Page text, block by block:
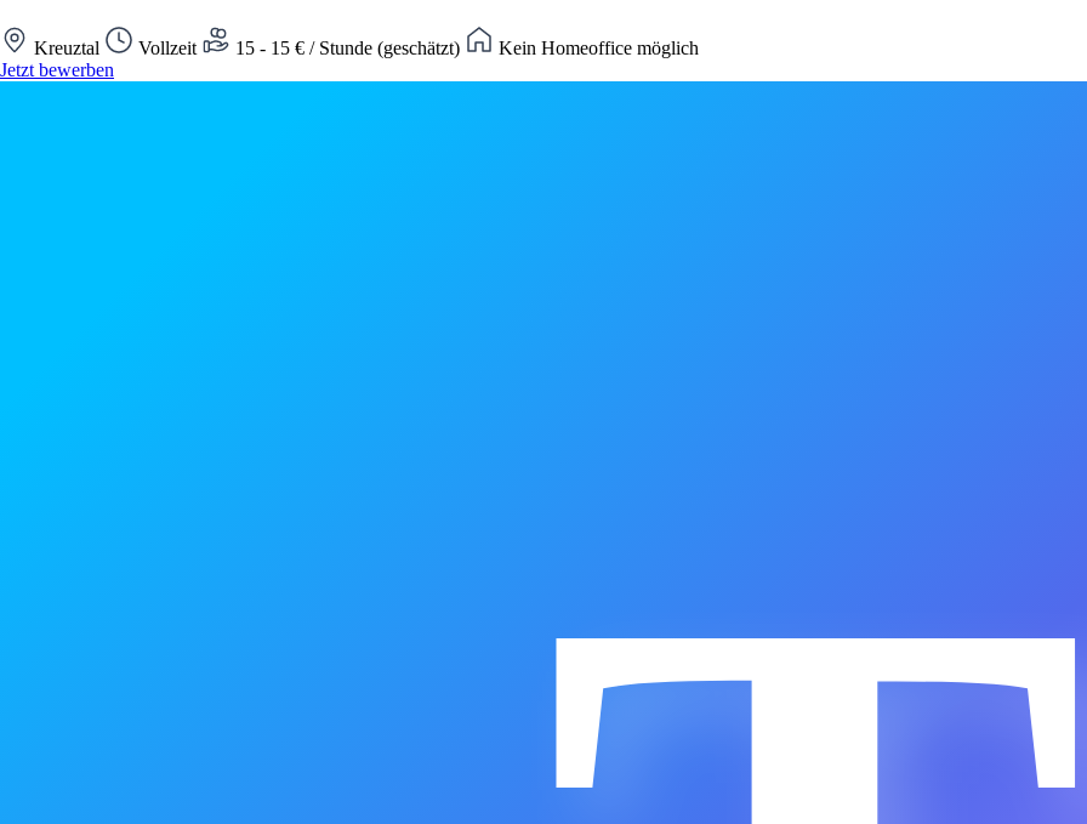
Kreuztal Vollzeit 15 - 15 € / Stunde (geschätzt)
Kein Homeoffice möglich
Jetzt bewerben